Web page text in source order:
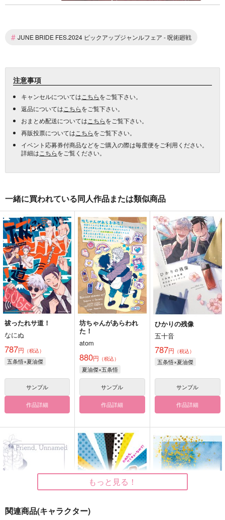
# JUNE BRIDE FES.2024 ピックアップジャンルフェア - 呪術廻戦
注意事項
キャンセルについては こちらをご覧下さい。
返品については こちらをご覧下さい。
おまとめ配送については こちらをご覧下さい。
再販投票については こちらをご覧下さい。
イベント応募券付商品などをご購入の際は毎度便をご利用ください。
詳細は こちらをご覧ください。
一緒に買われている同人作品または類似商品
祓ったれサ道！
なにぬ
787円 （税込）
五条悟×夏油傑
サンプル
作品詳細
坊ちゃんがあらわれ
た！
atom
880円 （税込）
夏油傑×五条悟
サンプル
作品詳細
ひかりの残像
五十音
787円 （税込）
五条悟×夏油傑
サンプル
作品詳細
もっと見る！
関連商品(キャラクター)